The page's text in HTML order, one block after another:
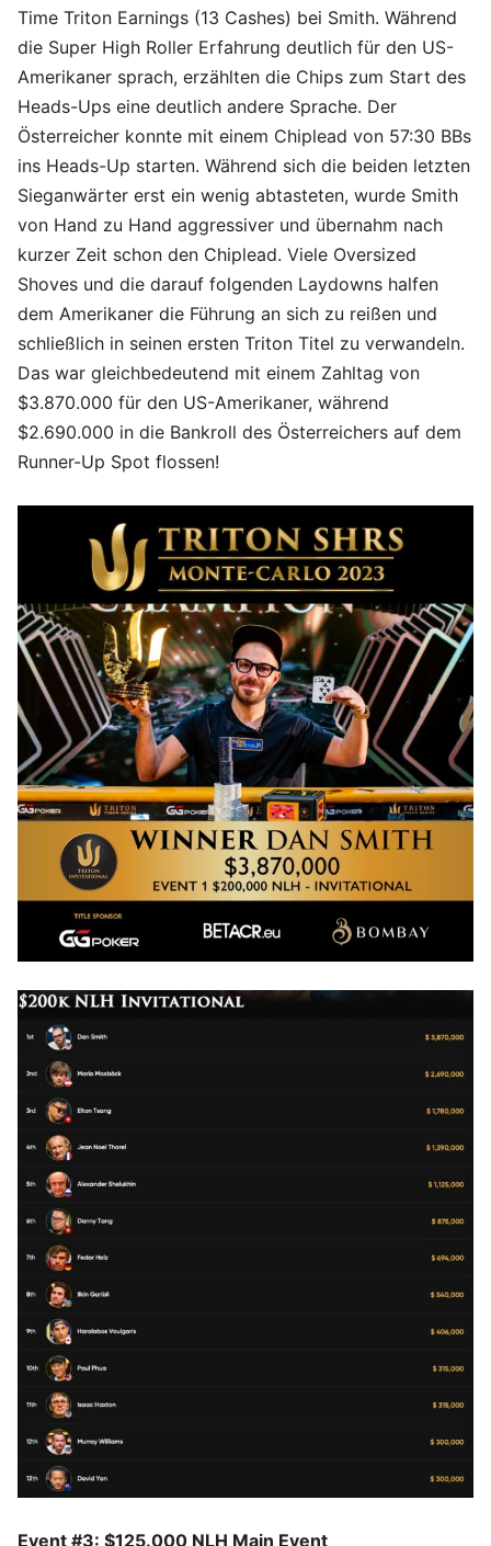
Time Triton Earnings (13 Cashes) bei Smith. Während
die Super High Roller Erfahrung deutlich für den US-
Amerikaner sprach, erzählten die Chips zum Start des
Heads-Ups eine deutlich andere Sprache. Der
Österreicher konnte mit einem Chiplead von 57:30 BBs
ins Heads-Up starten. Während sich die beiden letzten
Sieganwärter erst ein wenig abtasteten, wurde Smith
von Hand zu Hand aggressiver und übernahm nach
kurzer Zeit schon den Chiplead. Viele Oversized
Shoves und die darauf folgenden Laydowns halfen
dem Amerikaner die Führung an sich zu reißen und
schließlich in seinen ersten Triton Titel zu verwandeln.
Das war gleichbedeutend mit einem Zahltag von
$3.870.000 für den US-Amerikaner, während
$2.690.000 in die Bankroll des Österreichers auf dem
Runner-Up Spot flossen!
Event #3: $125.000 NLH Main Event